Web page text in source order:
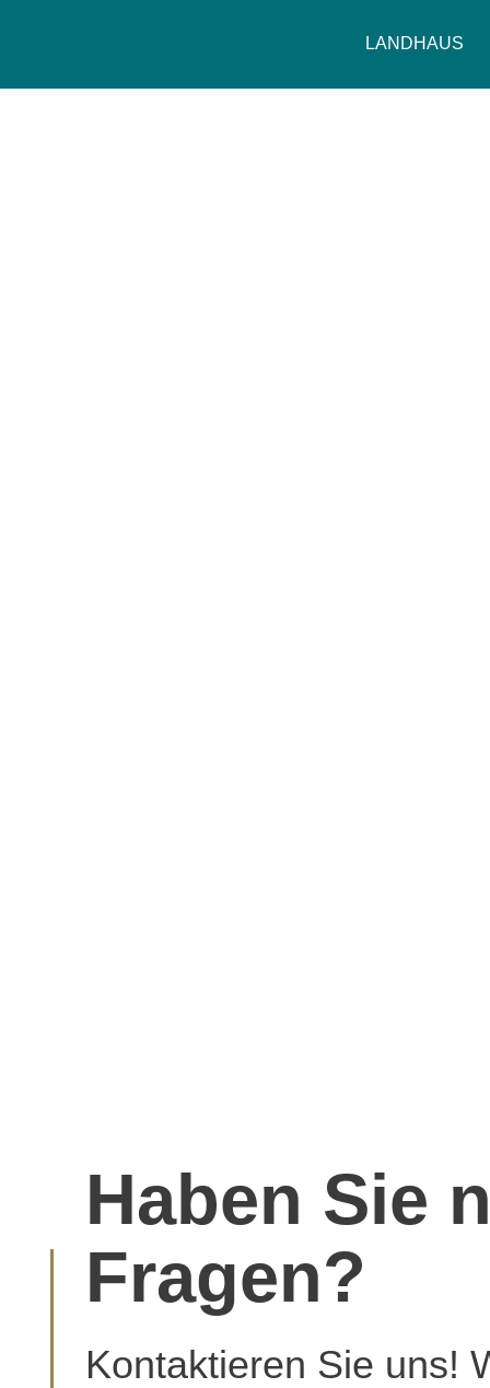
LANDHAUS
Haben Sie
Fragen?
Kontaktieren Sie uns!